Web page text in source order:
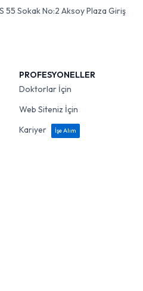
55 Sokak No:2 Aksoy Plaza Giriş
PROFESYONELLER
Doktorlar İçin
Web Siteniz İçin
Kariyer
İşe Alım